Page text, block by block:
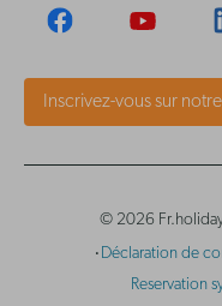
Inscrivez-vous sur
© 2026
· Déclaration de
Reservation